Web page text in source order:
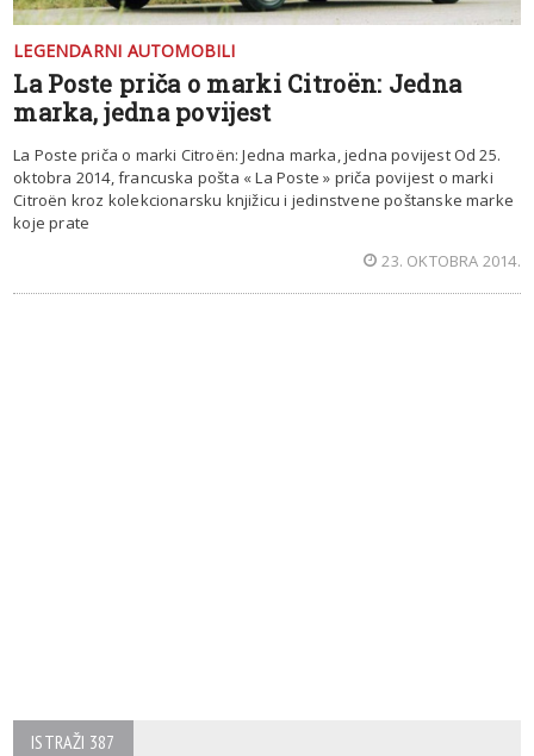
LEGENDARNI AUTOMOBILI
La Poste priča o marki Citroën: Jedna
marka, jedna povijest
La Poste priča o marki Citroën: Jedna marka, jedna povijest Od 25.
oktobra 2014, francuska pošta « La Poste » priča povijest o marki
Citroën kroz kolekcionarsku knjižicu i jedinstvene poštanske marke
koje prate
23. OKTOBRA 2014.
ISTRAŽI 387